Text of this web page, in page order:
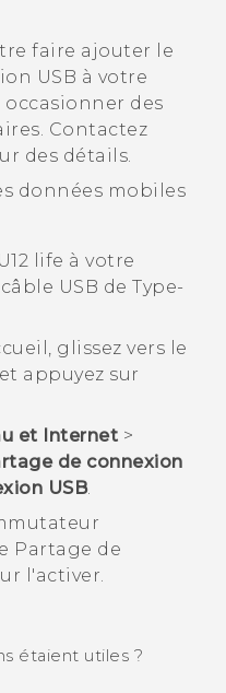
faire ajouter le
USB à votre
des
Contactez
des détails.
données mobiles
life à votre
USB de Type-
, glissez vers le
appuyez sur
et Internet >
de connexion
USB.
Partage de
l'activer.
étaient utiles ?